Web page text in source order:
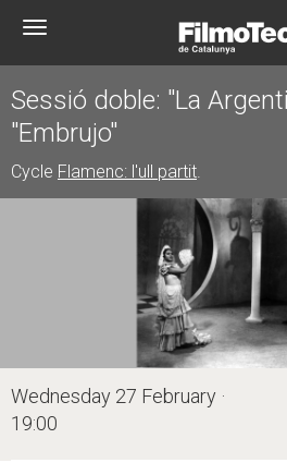
Toggle
Sessió doble: "La
"Embrujo"
Cycle Flamenc: l'ull partit.
Wednesday 27 February ·
19:00